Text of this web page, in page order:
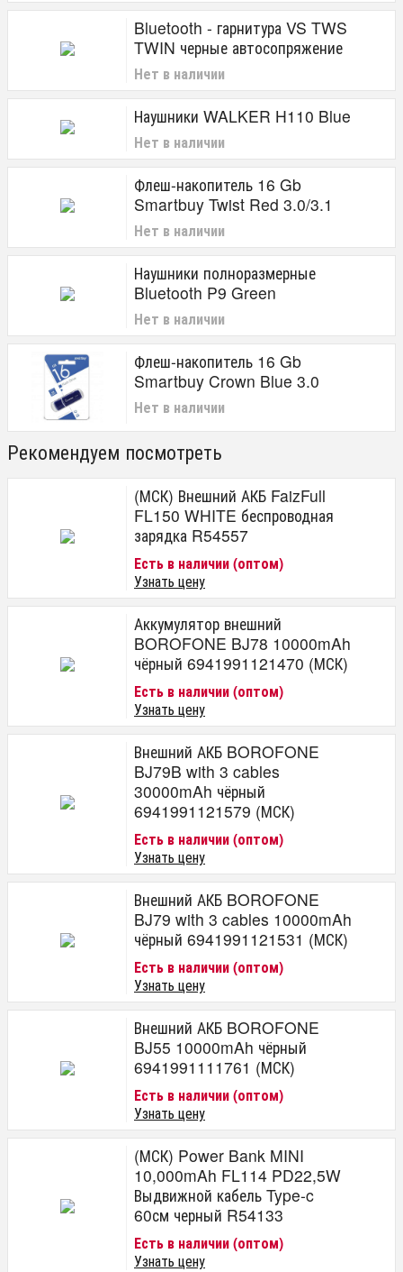
Bluetooth - гарнитура VS TWS
TWIN черные автосопряжение
Нет в наличии
Наушники WALKER H110 Blue
Нет в наличии
Флеш-накопитель 16 Gb
Smartbuy Twist Red 3.0/3.1
Нет в наличии
Наушники полноразмерные
Bluetooth P9 Green
Нет в наличии
Флеш-накопитель 16 Gb
Smartbuy Crown Blue 3.0
Нет в наличии
Рекомендуем посмотреть
(МСК) Внешний АКБ FaizFull
FL150 WHITE беспроводная
зарядка R54557
Есть в наличии (оптом)
Узнать цену
Аккумулятор внешний
BOROFONE BJ78 10000mAh
чёрный 6941991121470 (МСК)
Есть в наличии (оптом)
Узнать цену
Внешний АКБ BOROFONE
BJ79B with 3 cables
30000mAh чёрный
6941991121579 (МСК)
Есть в наличии (оптом)
Узнать цену
Внешний АКБ BOROFONE
BJ79 with 3 cables 10000mAh
чёрный 6941991121531 (МСК)
Есть в наличии (оптом)
Узнать цену
Внешний АКБ BOROFONE
BJ55 10000mAh чёрный
6941991111761 (МСК)
Есть в наличии (оптом)
Узнать цену
(МСК) Power Bank MINI
10,000mAh FL114 PD22,5W
Выдвижной кабель Type-c
60см черный R54133
Есть в наличии (оптом)
Узнать цену